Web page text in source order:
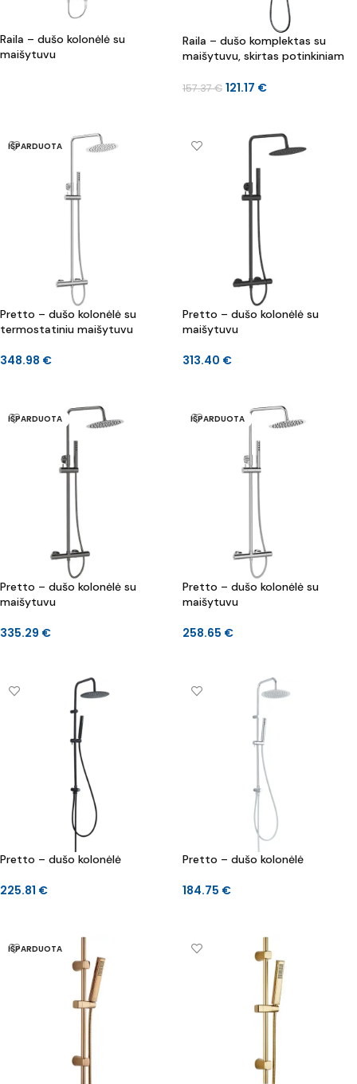
Raila – dušo kolonėlė su
maišytuvu
Raila – dušo komplektas su
maišytuvu, skirtas potinkiniam
157.37€ 121.17 €
IŠPARDUOTA
Pretto – dušo kolonėlė su
termostatiniu maišytuvu
348.98 €
Pretto – dušo kolonėlė su
maišytuvu
313.40 €
IŠPARDUOTA
Pretto – dušo kolonėlė su
maišytuvu
335.29 €
IŠPARDUOTA
Pretto – dušo kolonėlė su
maišytuvu
258.65 €
Pretto – dušo kolonėlė
225.81 €
Pretto – dušo kolonėlė
184.75 €
IŠPARDUOTA